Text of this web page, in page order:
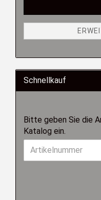
Schnellkauf
Bitte geben Sie die
Katalog ein.